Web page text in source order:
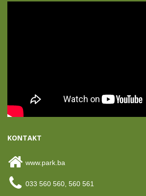
KONTAKT
www.park.ba
033 560 560, 560 561